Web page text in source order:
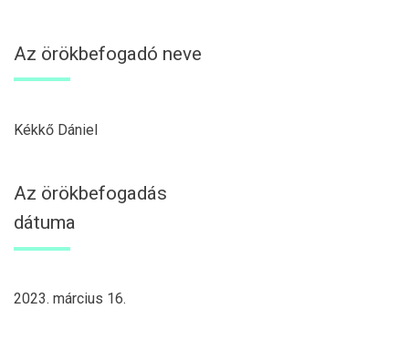
Az örökbefogadó neve
Kékkő Dániel
Az örökbefogadás
dátuma
2023. március 16.